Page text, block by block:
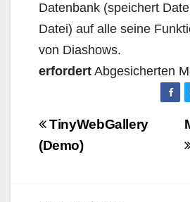
Datenbank (speichert
Datei) auf alle seine
von Diashows.
erfordert Abgesicherten
Navigazione
articoli
TinyWebGallery
(Demo)